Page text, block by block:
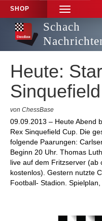
SHOP
TOGGLE
NAVIGATION
Schach
Heute:
von ChessBase
09.09.2013 – Heute Abend
Rex Sinquefield Cup. Die
folgende Paarungen:
Beginn 20 Uhr. Thomas
live auf dem Fritzserver (ab
kostenlos). Gestern nutzte
Football- Stadion. Spielplan,